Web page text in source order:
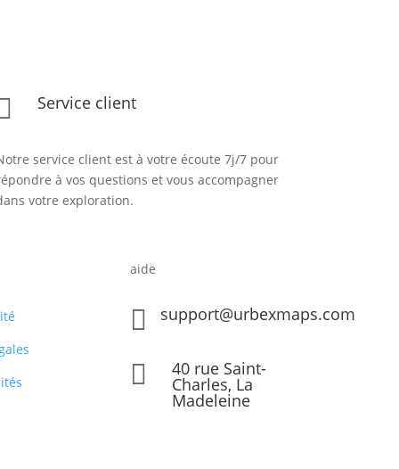
Service client
service client est à votre écoute 7j/7 pour
à vos questions et vous accompagner
votre exploration.
aide
 support@urbexmaps.com
 40 rue Saint-
Charles, La
Madeleine